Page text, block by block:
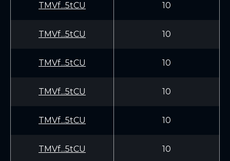
TMVf...5tCU 10
TMVf...5tCU 10
TMVf...5tCU 10
TMVf...5tCU 10
TMVf...5tCU 10
TMVf...5tCU 10